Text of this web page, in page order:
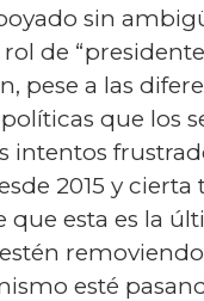
sin
de
pese a las
que los
intentos
2015 y cierta
que esta es la
esté